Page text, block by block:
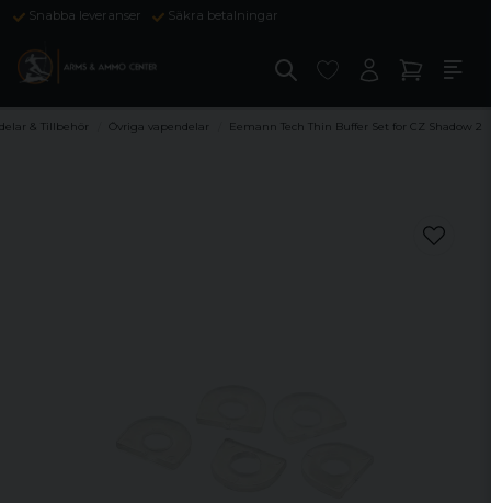
Snabba leveranser Säkra betalningar
& Tillbehör Övriga vapendelar Eemann Tech Thin Buffer Set for CZ Shadow 2